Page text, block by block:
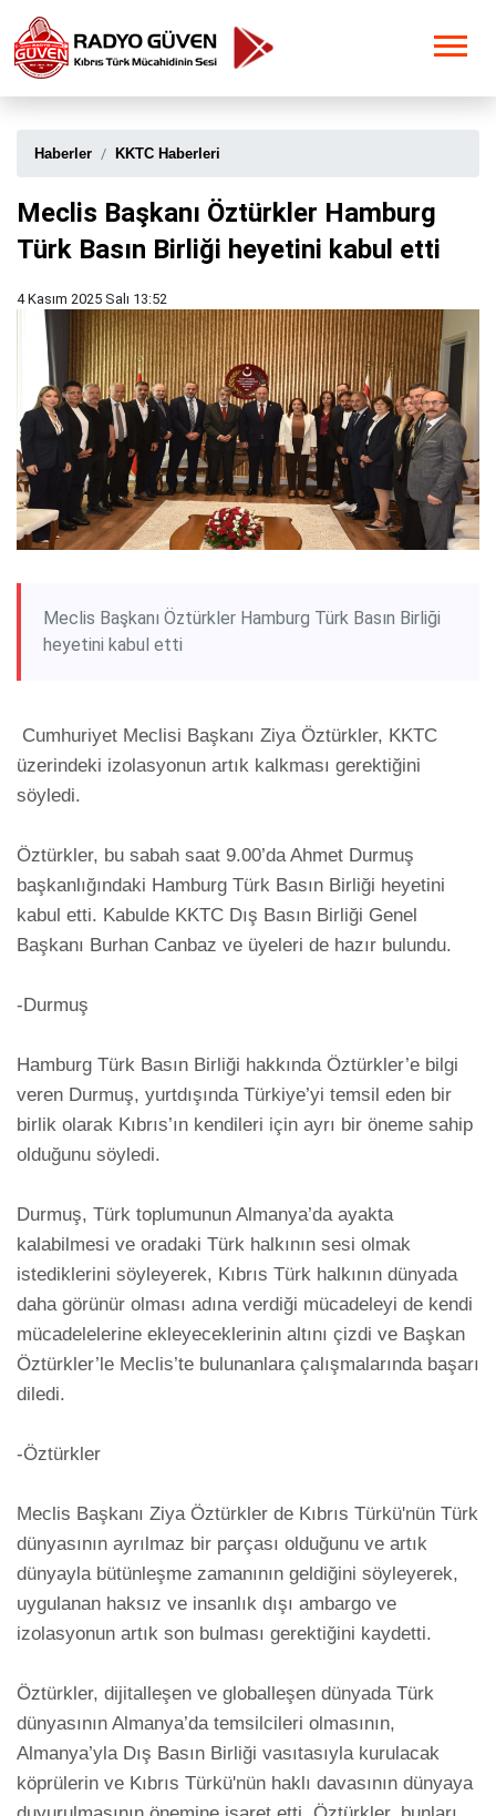
Haberler KKTC Haberleri
Meclis Başkanı Öztürkler Hamburg
Türk Basın Birliği heyetini kabul etti
4 Kasım 2025 Salı 13:52
Meclis Başkanı Öztürkler Hamburg Türk Basın Birliği
heyetini kabul etti
üzerindeki izolasyonun artık kalkması gerektiğini
söyledi.
Öztürkler, bu sabah saat 9.00’da Ahmet Durmuş
başkanlığındaki Hamburg Türk Basın Birliği heyetini
kabul etti. Kabulde KKTC Dış Basın Birliği Genel
Başkanı Burhan Canbaz ve üyeleri de hazır bulundu.
-Durmuş
Hamburg Türk Basın Birliği hakkında Öztürkler’e bilgi
veren Durmuş, yurtdışında Türkiye’yi temsil eden bir
birlik olarak Kıbrıs’ın kendileri için ayrı bir öneme sahip
olduğunu söyledi.
Durmuş, Türk toplumunun Almanya’da ayakta
kalabilmesi ve oradaki Türk halkının sesi olmak
istediklerini söyleyerek, Kıbrıs Türk halkının dünyada
daha görünür olması adına verdiği mücadeleyi de kendi
mücadelelerine ekleyeceklerinin altını çizdi ve Başkan
Öztürkler’le Meclis’te bulunanlara çalışmalarında başarı
diledi.
-Öztürkler
Meclis Başkanı Ziya Öztürkler de Kıbrıs Türkü'nün Türk
dünyasının ayrılmaz bir parçası olduğunu ve artık
dünyayla bütünleşme zamanının geldiğini söyleyerek,
uygulanan haksız ve insanlık dışı ambargo ve
izolasyonun artık son bulması gerektiğini kaydetti.
Öztürkler, dijitalleşen ve globalleşen dünyada Türk
dünyasının Almanya’da temsilcileri olmasının,
Almanya’yla Dış Basın Birliği vasıtasıyla kurulacak
köprülerin ve Kıbrıs Türkü'nün haklı davasının dünyaya